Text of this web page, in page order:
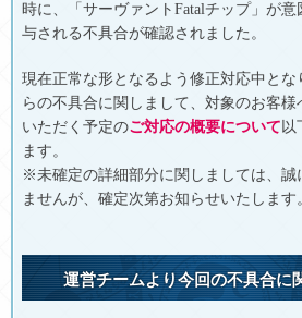
時に、「サーヴァントFatalチップ」が
与される不具合が確認されました。
現在正常な形となるよう修正対応中とな
らの不具合に関しまして、対象のお客様
いただく予定のご対応の概要について 以
ます。
※未確定の詳細部分に関しましては、誠
ませんが、確定次第お知らせいたします
運営チームより今回の不具合に